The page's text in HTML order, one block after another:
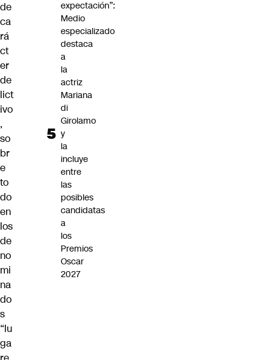
de
ca
rá
ct
er
de
lict
ivo
,
so
br
e
to
do
en
los
de
no
mi
na
do
s
“lu
ga
expectación”:
Medio
especializado
destaca
a
la
actriz
Mariana
di
Girolamo
y
la
incluye
entre
las
posibles
candidatas
a
los
Premios
Oscar
2027